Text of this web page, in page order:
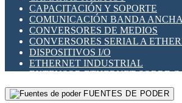
SECCIONADORES -
MAQUINARIA
OTROS RELÉS
PROTECCIÓN TÉRMICA
RELÉS AUTOMOTRICES
RELÉS DE SEÑAL
RELÉS DE ESTADO SÓLIDO SSR
RELÉS INDUSTRIALES
RELÉS MINIATURA DE POTENCIA
SENSORES MAGNÉTICOS
CAPACITACIÓN Y SOPORTE
COMUNICACIÓN BANDA ANCHA
CONVERSORES DE MEDIOS
CONVERSORES SERIAL A
DISPOSITIVOS I/O
ETHERNET INDUSTRIAL
EXTENSOR ETHERNET SOBRE
GATEWAY LORAWAN
GESTIÓN DE REDESFUENTES DE PODER